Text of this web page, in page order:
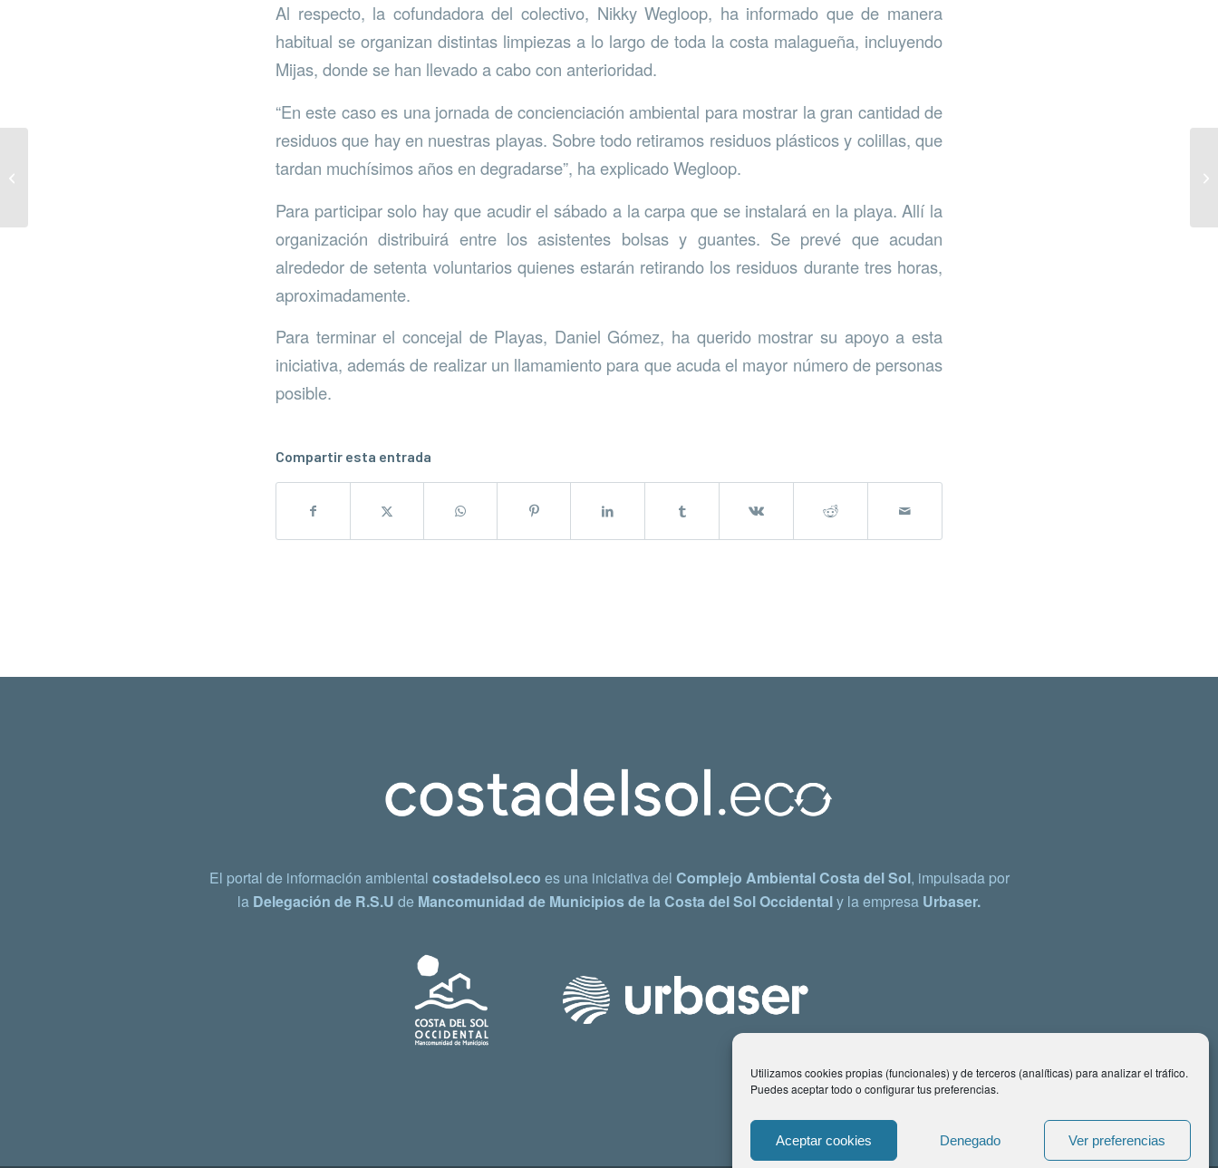
Utilizamos cookies propias (funcionales) y de terceros (analíticas) para analizar el tráfico.
Puedes aceptar todo o configurar tus preferencias.
Aceptar cookies Denegado Ver preferencias
Al respecto, la cofundadora del colectivo, Nikky Wegloop, ha informado que de manera
habitual se organizan distintas limpiezas a lo largo de toda la costa malagueña, incluyendo
Mijas, donde se han llevado a cabo con anterioridad.
“En este caso es una jornada de concienciación ambiental para mostrar la gran cantidad de
residuos que hay en nuestras playas. Sobre todo retiramos residuos plásticos y colillas, que
tardan muchísimos años en degradarse”, ha explicado Wegloop.
Para participar solo hay que acudir el sábado a la carpa que se instalará en la playa. Allí la
organización distribuirá entre los asistentes bolsas y guantes. Se prevé que acudan
alrededor de setenta voluntarios quienes estarán retirando los residuos durante tres horas,
aproximadamente.
Para terminar el concejal de Playas, Daniel Gómez, ha querido mostrar su apoyo a esta
iniciativa, además de realizar un llamamiento para que acuda el mayor número de personas
posible.
Compartir esta entrada
El portal de información ambiental costadelsol.eco es una iniciativa del Complejo Ambiental Costa del Sol, impulsada por
la Delegación de R.S.U de Mancomunidad de Municipios de la Costa del Sol Occidentaly la empresa Urbaser.